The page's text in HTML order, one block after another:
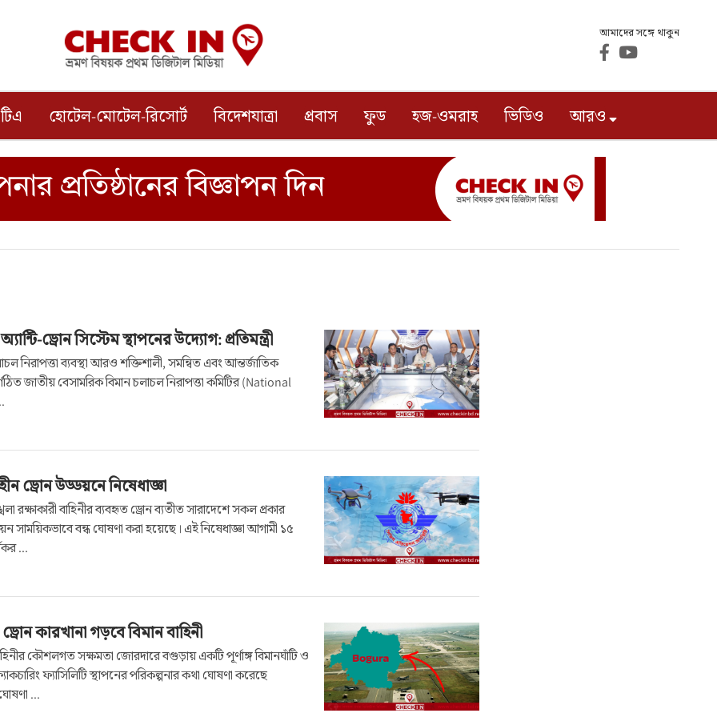
আমাদের সঙ্গে থাকুন
হোটেল-মোটেল-রিসোর্ট বিদেশযাত্রা প্রবাস ফুড হজ-ওমরাহ ভিডিও আরও
ড্রোন সিস্টেম স্থাপনের উদ্যোগ: প্রতিমন্ত্রী
নিরাপত্তা ব্যবস্থা আরও শক্তিশালী, সমন্বিত এবং আন্তর্জাতিক
জাতীয় বেসামরিক বিমান চলাচল নিরাপত্তা কমিটির (National
ড্রোন উড্ডয়নে নিষেধাজ্ঞা
রক্ষাকারী বাহিনীর ব্যবহৃত ড্রোন ব্যতীত সারাদেশে সকল প্রকার
বন্ধ ঘোষণা করা হয়েছে। এই নিষেধাজ্ঞা আগামী ১৫
...
কারখানা গড়বে বিমান বাহিনী
কৌশলগত সক্ষমতা জোরদারে বগুড়ায় একটি পূর্ণাঙ্গ বিমানঘাঁটি ও
ফ্যাসিলিটি স্থাপনের পরিকল্পনার কথা ঘোষণা করেছে
...